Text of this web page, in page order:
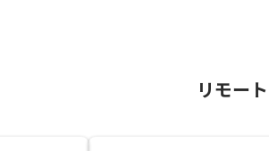
リモー